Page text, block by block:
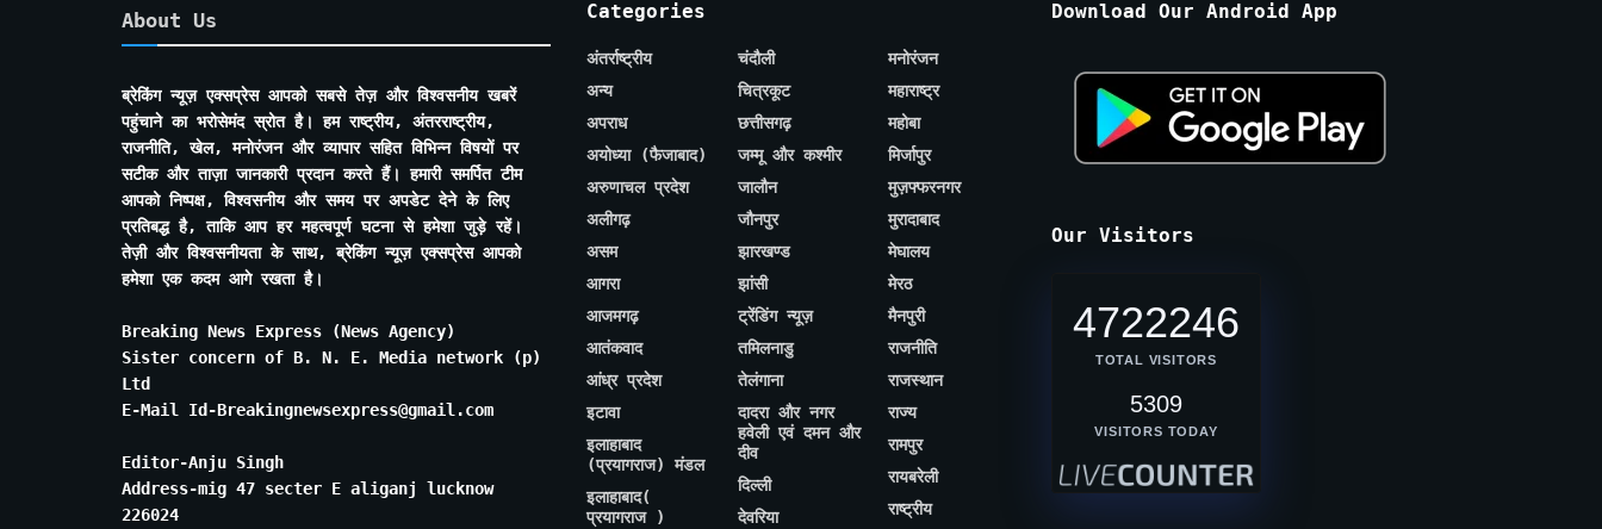
About Us
ब्रेकिंग न्यूज़ एक्सप्रेस आपको सबसे तेज़ और विश्वसनीय खबरें
पहुंचाने का भरोसेमंद स्रोत है। हम राष्ट्रीय, अंतरराष्ट्रीय,
राजनीति, खेल, मनोरंजन और व्यापार सहित विभिन्न विषयों पर
सटीक और ताज़ा जानकारी प्रदान करते हैं। हमारी समर्पित टीम
आपको निष्पक्ष, विश्वसनीय और समय पर अपडेट देने के लिए
प्रतिबद्ध है, ताकि आप हर महत्वपूर्ण घटना से हमेशा जुड़े रहें।
तेज़ी और विश्वसनीयता के साथ, ब्रेकिंग न्यूज़ एक्सप्रेस आपको
हमेशा एक कदम आगे रखता है।
Breaking News Express (News Agency)
Sister concern of B. N. E. Media network (p)
Ltd
E-Mail Id-Breakingnewsexpress@gmail.com
Editor-Anju Singh
Address-mig 47 secter E aliganj lucknow
226024
Categories
अंतर्राष्ट्रीय
अन्य
अपराध
अयोध्या (फैजाबाद)
अरुणाचल प्रदेश
अलीगढ़
असम
आगरा
आजमगढ़
आतंकवाद
आंध्र प्रदेश
इटावा
इलाहाबाद
(प्रयागराज) मंडल
इलाहाबाद(
प्रयागराज )
चंदौली
चित्रकूट
छत्तीसगढ़
जम्मू और कश्मीर
जालौन
जौनपुर
झारखण्ड
झांसी
ट्रेंडिंग न्यूज़
तमिलनाडु
तेलंगाना
दादरा और नगर
हवेली एवं दमन और
दीव
दिल्ली
देवरिया
मनोरंजन
महाराष्ट्र
महोबा
मिर्जापुर
मुज़फ्फरनगर
मुरादाबाद
मेघालय
मेरठ
मैनपुरी
राजनीति
राजस्थान
राज्य
रामपुर
रायबरेली
राष्ट्रीय
Download Our Android App
Our Visitors
4722246
TOTAL VISITORS
5309
VISITORS TODAY